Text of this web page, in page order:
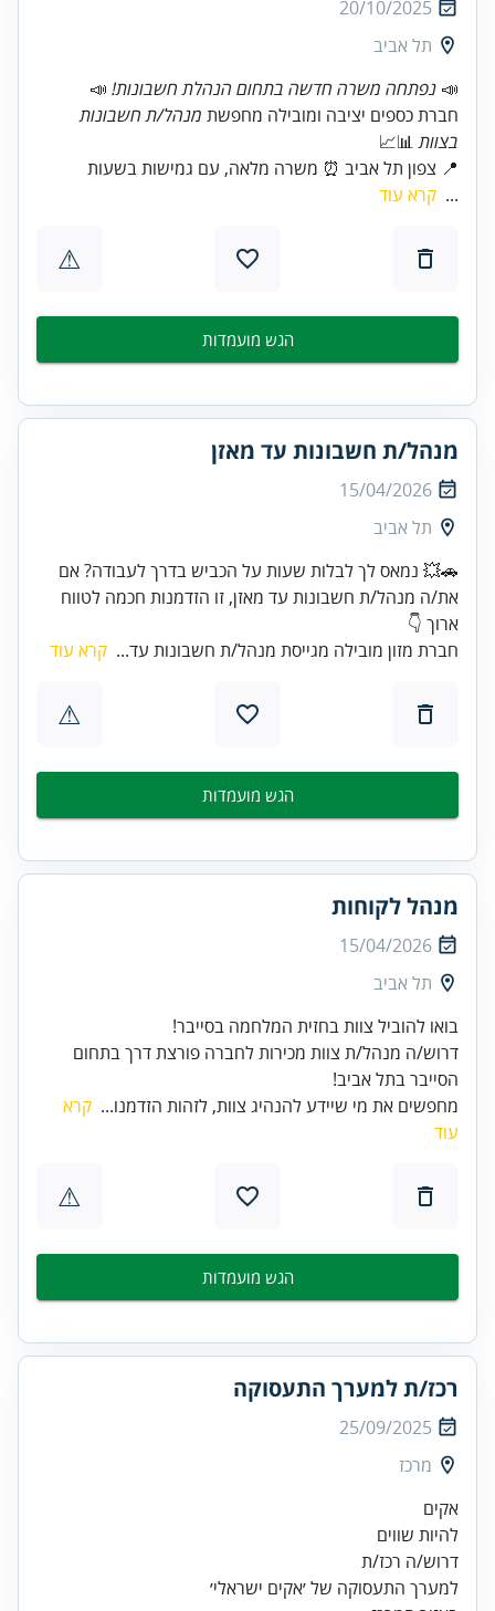
20/10/2025
תל אביב
📣 נפתחה משרה חדשה בתחום הנהלת חשבונות!
חברת כספים יציבה ומובילה מחפשת מנהל/ת חשבונות
בצוות
📍 צפון תל אביב ⏰ משרה מלאה, עם גמישות בשעות
... קרא עוד
⚠
הגש מועמדות
מנהל/ת חשבונות עד מאזן
15/04/2026
תל אביב
🚗💥 נמאס לך לבלות שעות על הכביש בדרך לעבודה? אם
את/ה מנהל/ת חשבונות עד מאזן, זו הזדמנות חכמה לטווח
ארוך 👇
חברת מזון מובילה מגייסת מנהל/ת חשבונות עד... קרא עוד
⚠
הגש מועמדות
מנהל לקוחות
15/04/2026
תל אביב
דרוש/ה מנהל/ת צוות מכירות לחברה פורצת דרך בתחום
הסייבר בתל אביב!
מחפשים את מי שיידע להנהיג צוות, לזהות הזדמנו... קרא
עוד
⚠
הגש מועמדות
רכז/ת למערך התעסוקה
25/09/2025
מרכז
להיות שווים